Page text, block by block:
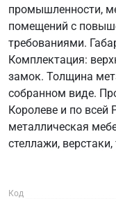
промышленности,
помещений с
требованиями.
Комплектация:
замок. Толщина
собранном виде.
Королеве и по всей
металлическая
стеллажи,
Код